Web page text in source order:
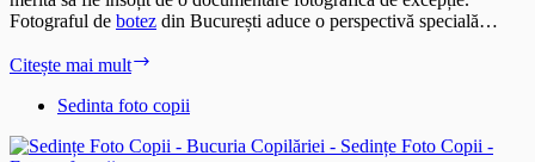
Fotograful de botez din București aduce o perspectivă specială…
Citește mai mult
București
Îmbrățișând
Sedinta foto copii